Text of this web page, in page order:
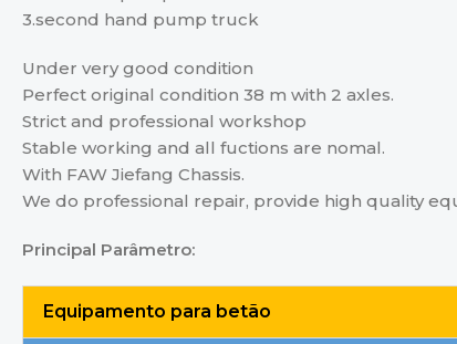
3.second hand pump truck
Under very good condition
Perfect original condition 38 m with 2 axles.
Strict and professional workshop
Stable working and all fuctions are nomal.
With FAW Jiefang Chassis.
We do professional repair, provide high quality
Principal Parâmetro:
Equipamento para betão